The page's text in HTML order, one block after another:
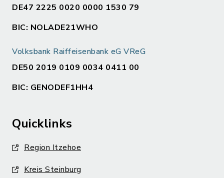
DE47 2225 0020 0000 1530 79
BIC: NOLADE21WHO
Volksbank Raiffeisenbank eG VReG
DE50 2019 0109 0034 0411 00
BIC: GENODEF1HH4
Quicklinks
Region Itzehoe
Kreis Steinburg